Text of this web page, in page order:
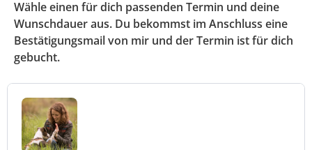
Wähle einen für dich passenden Termin und deine
Wunschdauer aus. Du bekommst im Anschluss eine
Bestätigungsmail von mir und der Termin ist für dich
gebucht.